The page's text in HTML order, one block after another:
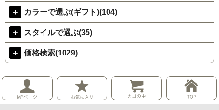
＋ カラーで選ぶ(ギフト)(104)
＋ スタイルで選ぶ(35)
＋ 価格検索(1029)